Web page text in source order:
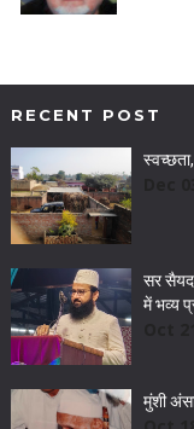
RECENT POST
सर सैयद
में भव्य
मुंशी